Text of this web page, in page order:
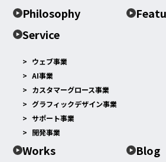
Philosophy
Service
ウェブ事業
AI事業
カスタマーグロース事業
グラフィックデザイン事業
サポート事業
開発事業
Works Blog